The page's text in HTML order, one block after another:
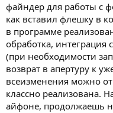
файндер для работы с
как вставил флешку в
в программе
обработка,
(при необходимости
возврат в апертуру к
всеизменения можно
классно реализована.
айфоне, продолжаешь